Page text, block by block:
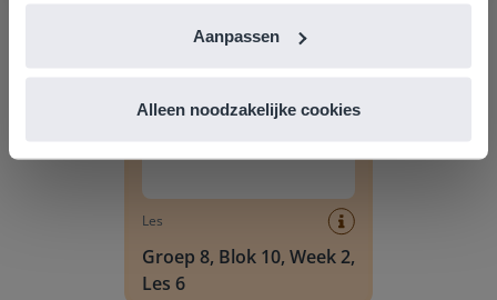
Aanpassen
Alleen noodzakelijke cookies
Les
Groep 8, Blok 10, Week 2,
Les 6